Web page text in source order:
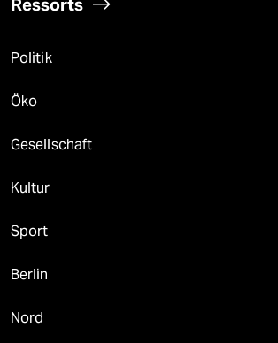
Ressorts
Politik
Öko
Gesellschaft
Kultur
Sport
Berlin
Nord